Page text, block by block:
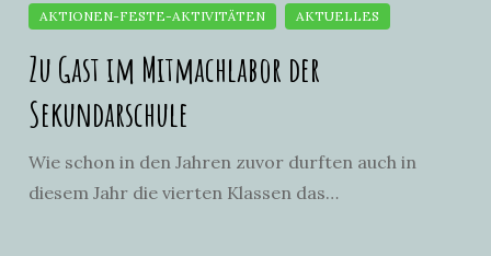
Zu Gast im Mitmachlabor der
Sekundarschule
Wie schon in den Jahren zuvor durften auch in
diesem Jahr die vierten Klassen das…